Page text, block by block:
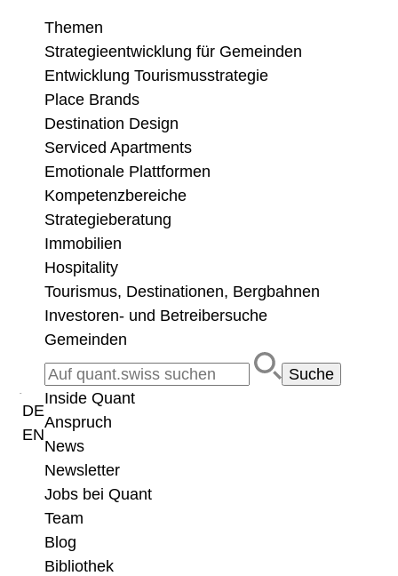
DE
EN
Themen
Strategieentwicklung für Gemeinden
Entwicklung Tourismusstrategie
Place Brands
Destination Design
Serviced Apartments
Emotionale Plattformen
Kompetenzbereiche
Strategieberatung
Immobilien
Hospitality
Tourismus, Destinationen, Bergbahnen
Investoren- und Betreibersuche
Gemeinden
Search for:
Inside Quant
Anspruch
News
Newsletter
Jobs bei Quant
Team
Blog
Bibliothek